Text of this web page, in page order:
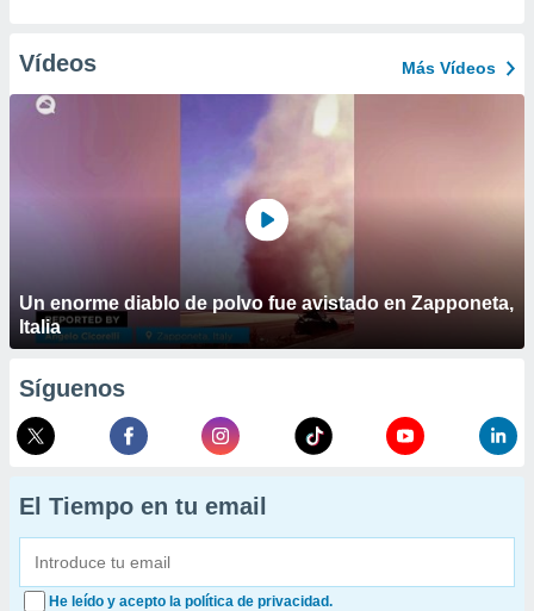
Vídeos Más Vídeos
Un enorme diablo de polvo fue avistado en Zapponeta,
Italia
Síguenos
El Tiempo en tu email
He leído y acepto la política de privacidad.